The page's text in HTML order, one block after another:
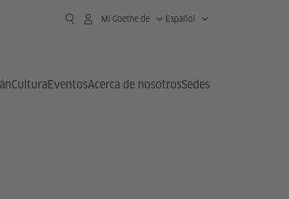
Mi Goethe.de Español
CulturaEventosAcerca de nosotrosSedes